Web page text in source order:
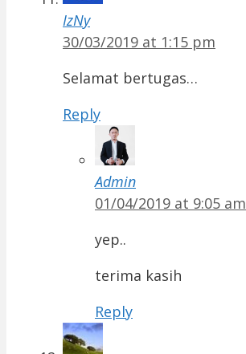
IzNy
30/03/2019 at 1:15 pm
Selamat bertugas…
Reply
Admin
01/04/2019 at 9:05 am
yep..
terima kasih
Reply